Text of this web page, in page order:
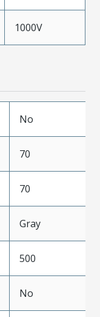
1000V
No
70
70
Gray
500
No